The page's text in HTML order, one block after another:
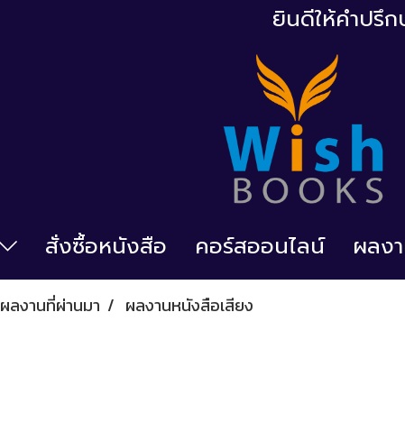
ยินดีให้คำปรึ
สั่งซื้อหนังสือ คอร์สออนไลน์ ผลง
ผลงานที่ผ่านมา ผลงานหนังสือเสียง